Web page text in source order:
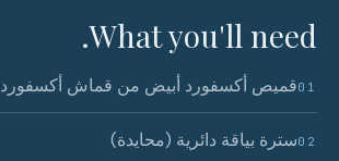
What you'll need.
01قميص أكسفورد أبيض من قماش أكسفورد
02سترة بياقة دائرية (محايدة)